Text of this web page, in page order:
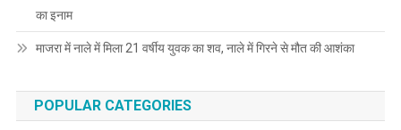
का इनाम
माजरा में नाले में मिला 21 वर्षीय युवक का शव, नाले में गिरने से मौत की आशंका
POPULAR CATEGORIES